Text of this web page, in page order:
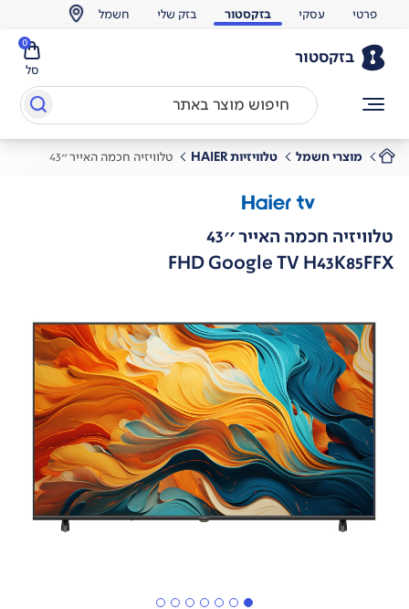
פרטי עסקי בזקסטור בזק שלי חשמל
בזקסטור
סל
0
מוצרי חשמל טלוויזיות HAIER טלוויזיה חכמה האייר ''43
טלוויזיה חכמה האייר ''43
FHD Google TV H43K85FFX